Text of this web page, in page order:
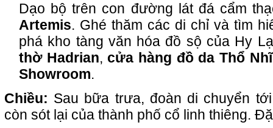
Dạo bộ trên con đường lát đá cẩm
Artemis. Ghé thăm các di chỉ và tìm
phá kho tàng văn hóa đồ sộ của Hy
thờ Hadrian, cửa hàng đồ da Thổ
Showroom.
Chiều: Sau bữa trưa, đoàn di chuyển
còn sót lại của thành phố cổ linh thiêng.